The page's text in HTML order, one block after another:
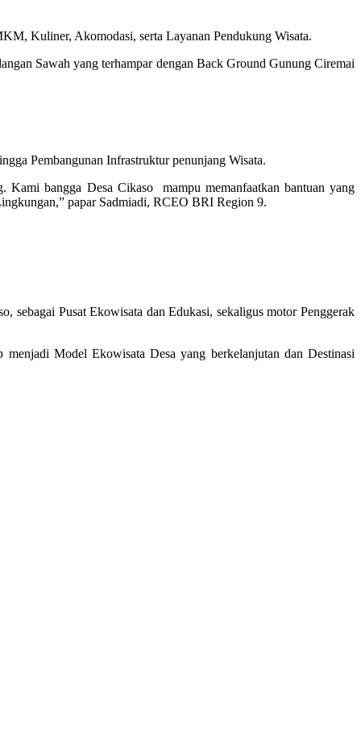
Kuliner, Akomodasi, serta Layanan Pendukung Wisata.
Sawah yang terhampar dengan Back Ground Gunung Ciremai
Pembangunan Infrastruktur penunjang Wisata.
bangga Desa Cikaso mampu memanfaatkan bantuan yang
papar Sadmiadi, RCEO BRI Region 9.
sebagai Pusat Ekowisata dan Edukasi, sekaligus motor Penggerak
Model Ekowisata Desa yang berkelanjutan dan Destinasi